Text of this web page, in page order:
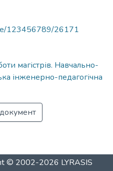
123456789/26171
магістрів. Навчально-
інженерно-педагогічна
© 2002-2026 LYRASIS